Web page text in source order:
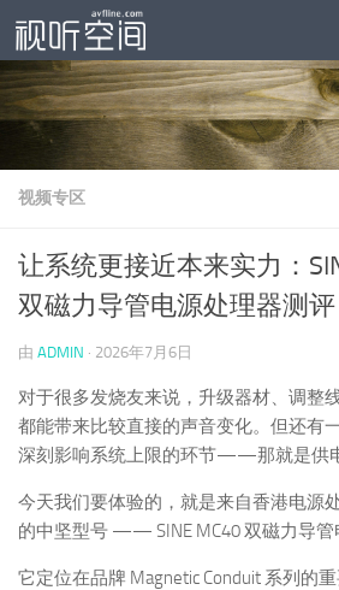
跳至内容
视频专区
让系统更接近本来实力：
双磁力导管电源处理器测评
由 ADMIN · 2026年7月6日
对于很多发烧友来说，升级器材、调整
都能带来比较直接的声音变化。但还有
深刻影响系统上限的环节——那就是供
今天我们要体验的，就是来自香港电源
的中坚型号 —— SINE MC40 双磁力导管
它定位在品牌 Magnetic Conduit 系列的